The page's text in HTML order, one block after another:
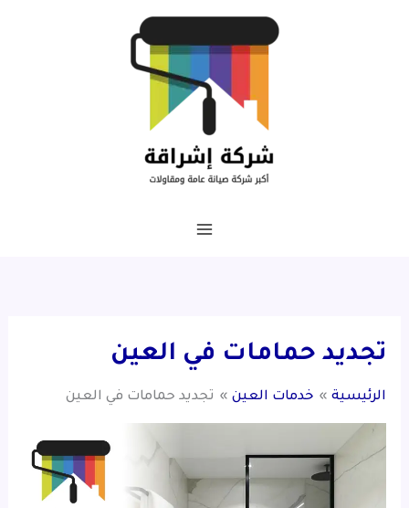
تجديد حمامات في العين
الرئيسية خدمات العين تجديد حمامات في العين